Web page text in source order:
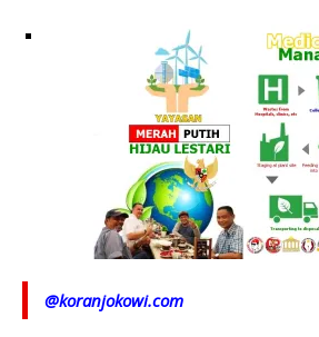
@koranjokowi.com